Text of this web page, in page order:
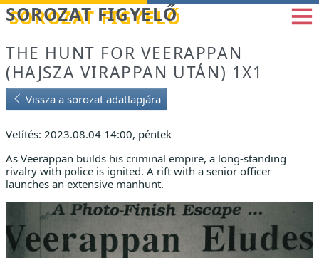
Betöltés...
SOROZAT FIGYELŐ
THE HUNT FOR VEERAPPAN
(HAJSZA VIRAPPAN UTÁN) 1X1
Vissza a sorozat adatlapjára
Vetítés: 2023.08.04 14:00, péntek
As Veerappan builds his criminal empire, a long-standing
rivalry with police is ignited. A rift with a senior officer
launches an extensive manhunt.